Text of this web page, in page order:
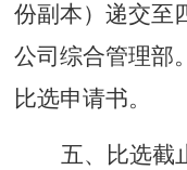
份副本）递交至
公司综合管理部
比选申请书。
五、比选截